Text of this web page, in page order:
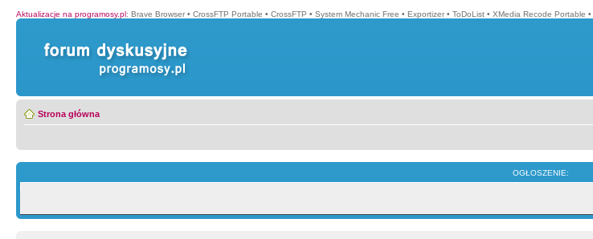
Aktualizacje na programosy.pl: Brave Browser • CrossFTP Portable • CrossFTP • System Mechanic Free • Exportizer • ToDoList • XMedia Recode Portable •
Strona główna
OGŁOSZENIE: